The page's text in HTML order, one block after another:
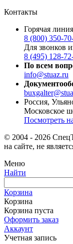
Контакты
Горячая линия
8 (800) 350-
Для звонков
8 (495) 128-
По всем
info@stuaz.ru
Россия,
Московское
Посмотреть
© 2004 - 2026
на сайте, не
Меню
Найти
Корзина
Корзина
Корзина пуста
Оформить заказ
Аккаунт
Учетная запись